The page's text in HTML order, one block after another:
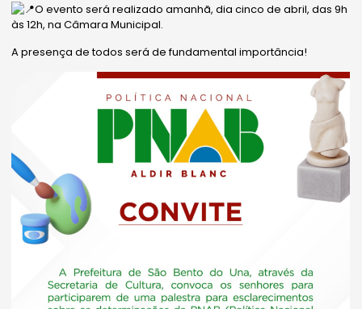
O evento será realizado amanhã, dia cinco de abril, das 9h
às 12h, na Câmara Municipal.
A presença de todos será de fundamental importância!